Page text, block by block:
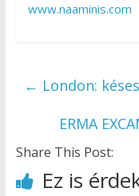
www.naaminis.com
← London:
ERMA
Share This Post:
Ez is